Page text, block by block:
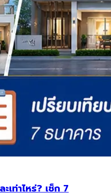
เท่าไหร่? เช็ก 7